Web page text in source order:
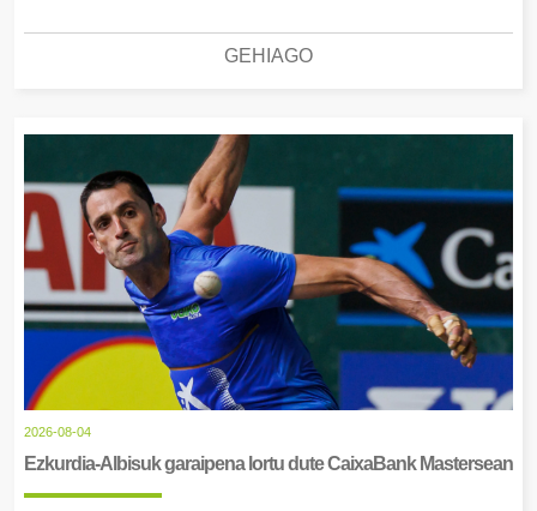
GEHIAGO
2026-08-04
Ezkurdia-Albisuk garaipena lortu dute CaixaBank Mastersean